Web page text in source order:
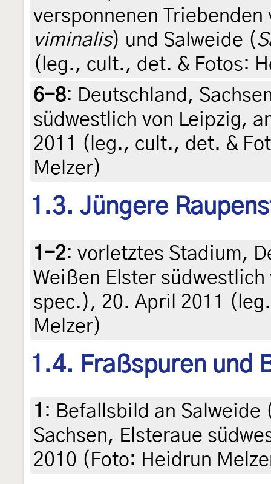
versponnenen Triebenden
viminalis) und Salweide (
(leg., cult., det. & Fotos:
6-8: Deutschland,
südwestlich von Leipzig,
2011 (leg., cult., det. &
Melzer)
1.3. Jüngere
1-2: vorletztes Stadium,
Weißen Elster
spec.), 20. April 2011
Melzer)
1.4. Fraßspuren und
1 : Befallsbild an Salweide
Sachsen, Elsteraue
2010 (Foto: Heidrun